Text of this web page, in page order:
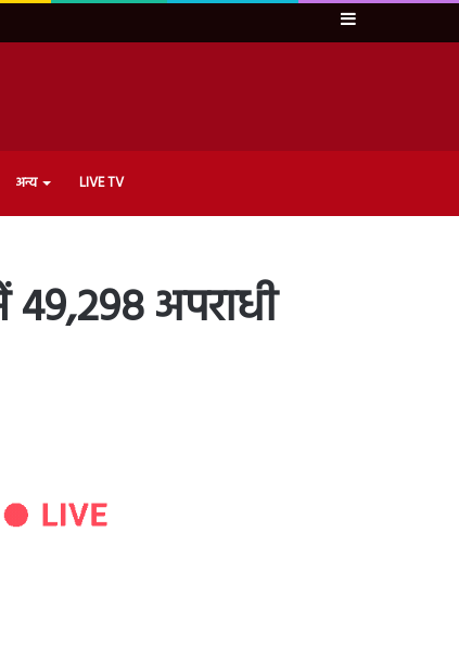
Sidebar
अन्य LIVE TV
49,298 अपराधी